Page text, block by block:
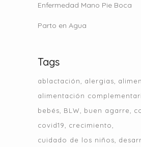
Enfermedad Mano Pie Boca
Parto en Agua
Tags
ablactación alergias
alimentación
bebés
BLW buen agarre
covid19
crecimiento
cuidado de los niños